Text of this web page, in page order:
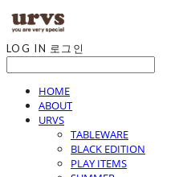
LOG IN 로그인
HOME
ABOUT
URVS
TABLEWARE
BLACK EDITION
PLAY ITEMS